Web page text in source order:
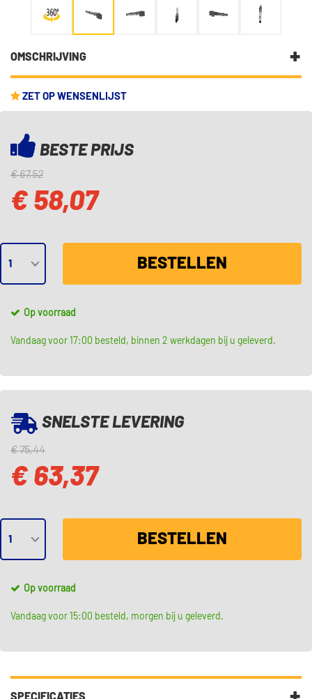
OMSCHRIJVING
EAN: 4047025113809
ZET OP WENSENLIJST
BESTE PRIJS
€ 67,52
€ 58,07
BESTELLEN
Op voorraad
Vandaag voor 17:00 besteld, binnen 2 werkdagen bij u geleverd.
SNELSTE LEVERING
€ 75,44
€ 63,37
BESTELLEN
Op voorraad
Vandaag voor 15:00 besteld, morgen bij u geleverd.